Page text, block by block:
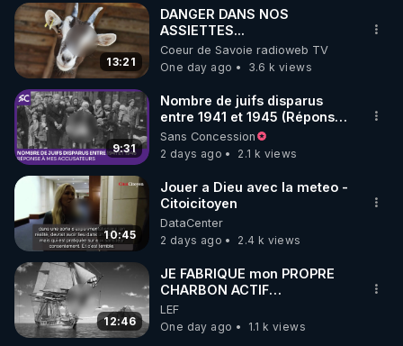
▶ 30 jours gratuit sur l’application de méditation et
de bien-être ENVOL :
Rendez-vous sur https://www.envol.app/code
le code : REGENERE
13:21
DANGER DANS NOS
ASSIETTES...
Coeur de Savoie radioweb TV
One day ago
3.6 k views
9:31
Nombre de juifs disparus
entre 1941 et 1945 (Réponse
à mes accusateurs)
Sans Concession
2 days ago
2.1 k views
10:45
Jouer a Dieu avec la meteo -
Citoicitoyen
DataCenter
2 days ago
2.4 k views
12:46
JE FABRIQUE mon PROPRE
CHARBON ACTIF
GRATUITEMENT pour
Purifier mon EAU
LEF
One day ago
1.1 k views